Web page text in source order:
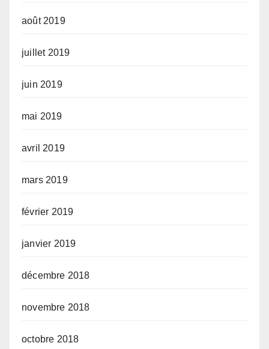
août 2019
juillet 2019
juin 2019
mai 2019
avril 2019
mars 2019
février 2019
janvier 2019
décembre 2018
novembre 2018
octobre 2018